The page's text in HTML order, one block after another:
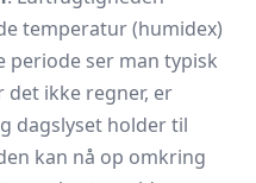
temperatur (humidex)
periode ser man typisk
det ikke regner, er
dagslyset holder til
kan nå op omkring